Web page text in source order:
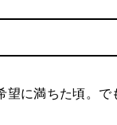
に満ちた頃。